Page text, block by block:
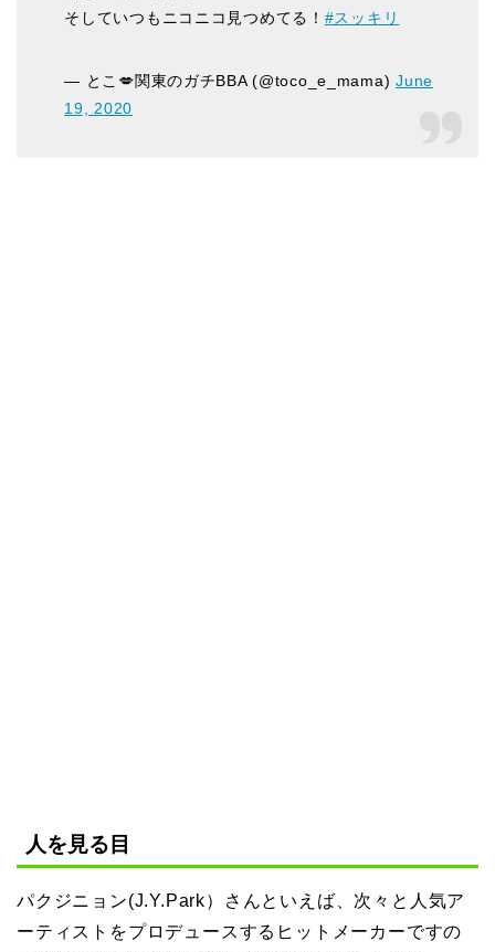
そしていつもニコニコ見つめてる！ #スッキリ
— とこ💋関東のガチBBA (@toco_e_mama)June
19, 2020
人を見る目
パクジニョン(J.Y.Park）さんといえば、次々と人気ア
ーティストをプロデュースするヒットメーカーですの